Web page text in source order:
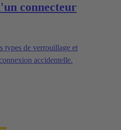
connecteur
types de verrouillage et
accidentelle.